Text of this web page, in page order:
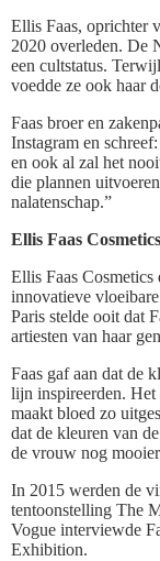
Ellis Faas, oprichter
2020 overleden. De
een cultstatus.
voedde ze ook haar
Faas broer en
Instagram en
en ook al zal het
die plannen
nalatenschap.”
Ellis Faas Cosmetics
Ellis Faas Cosmetics
innovatieve
Paris stelde ooit dat
artiesten van haar
Faas gaf aan dat de
lijn inspireerden. Het
maakt bloed zo
dat de kleuren van de
de vrouw nog
In 2015 werden de
tentoonstelling The
Vogue interviewde
Exhibition.